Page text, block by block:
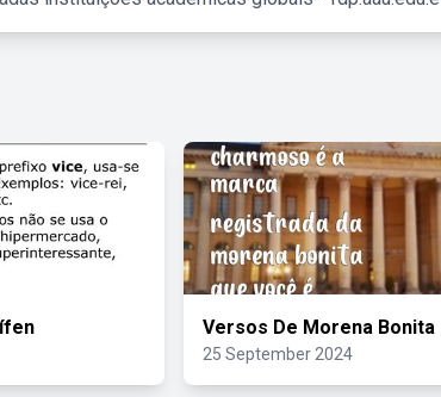
Versos De Morena Bonita
25 September 2024